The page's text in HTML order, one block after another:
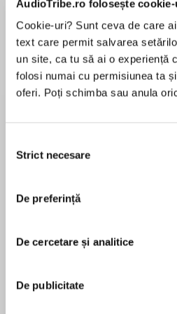
AudioTribe.ro folosește
Cookie-uri? Sunt ceva de care
text care permit salvarea
un site, ca tu să ai o experiență
folosi numai cu permisiunea ta
oferi. Poți schimba sau anula
consimțământului
Strict necesare
De preferință
De cercetare și analitice
De publicitate
Desprecarte
‘An exciting new writer –
original’ – Mark Lawrence
to the Shining City, Vesper
Since then the world has
to the breach and closed
worlds, protecting the last
trapping the infernal
to its corruptions: willing or
pentru această carte
Peter Newman lives in